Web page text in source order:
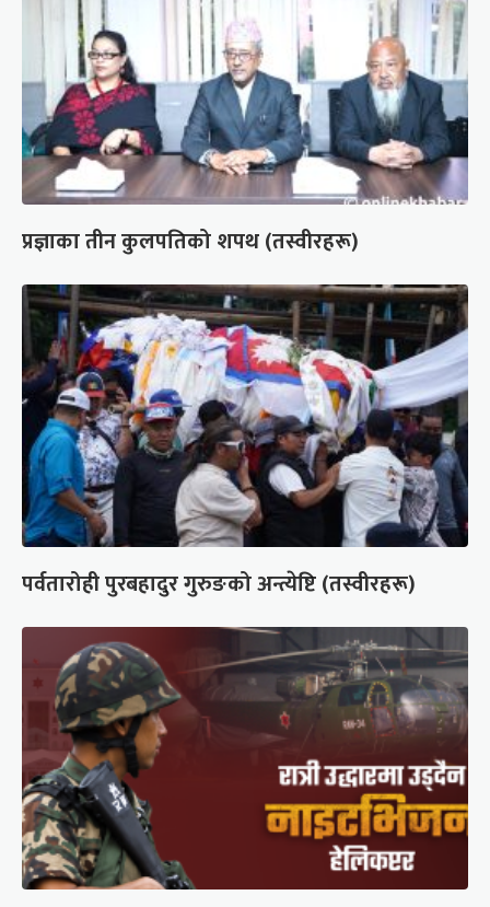
प्रज्ञाका तीन कुलपतिको शपथ (तस्वीरहरू)
पर्वतारोही पुरबहादुर गुरुङको अन्त्येष्टि (तस्वीरहरू)